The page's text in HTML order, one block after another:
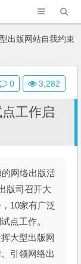
出版网站自我约束
工作启
网络出版活
版司召开大
10家有广泛
试点工作。
大型出版网
引领网络出
0 3,282